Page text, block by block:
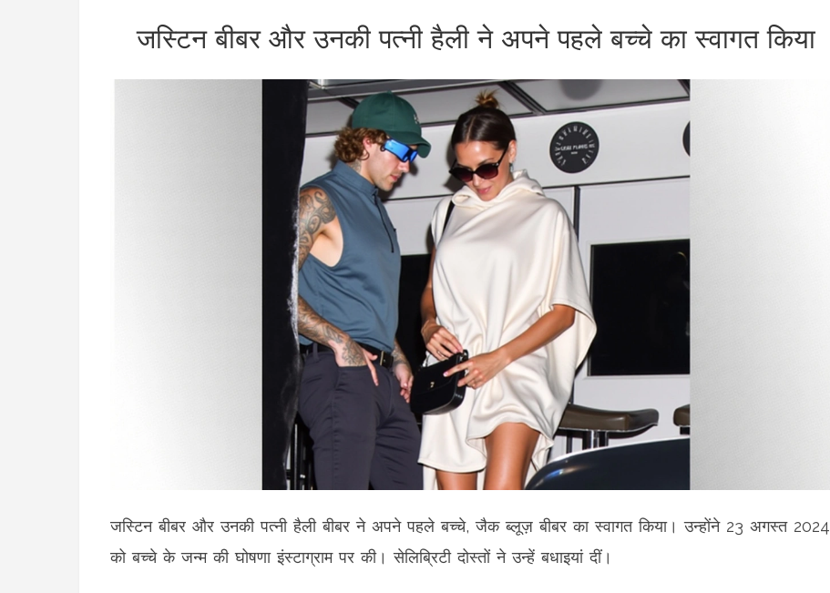
जस्टिन बीबर और उनकी पत्नी हैली ने अपने पहले बच्चे का स्वागत किया
जस्टिन बीबर और उनकी पत्नी हैली बीबर ने अपने पहले बच्चे, जैक ब्लूज़ बीबर का स्वागत किया। उन्होंने 23 अगस्त 2024
को बच्चे के जन्म की घोषणा इंस्टाग्राम पर की। सेलिब्रिटी दोस्तों ने उन्हें बधाइयां दीं।